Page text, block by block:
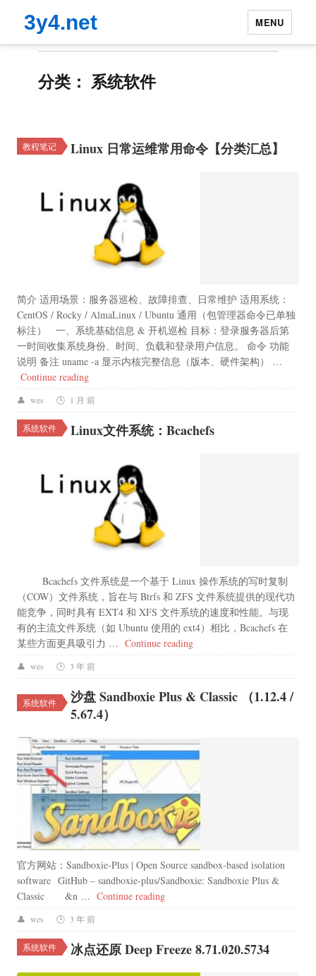
3y4.net MENU
分类： 系统软件
教程笔记 Linux 日常运维常用命令【分类汇总】
简介 适用场景：服务器巡检、故障排查、日常维护 适用系统：
CentOS / Rocky / AlmaLinux / Ubuntu 通用（包管理器命令已单独
标注） 一、系统基础信息 & 开机巡检 目标：登录服务器后第
一时间收集系统身份、时间、负载和登录用户信息。 命令 功能
说明 备注 uname -a 显示内核完整信息（版本、硬件架构） …
Continue reading“Linux 日常运维常用命令【分类汇总】”
wes 1 月 前
系统软件 Linux文件系统：Bcachefs
Bcachefs 文件系统是一个基于 Linux 操作系统的写时复制
（COW）文件系统，旨在与 Btrfs 和 ZFS 文件系统提供的现代功
能竞争，同时具有 EXT4 和 XFS 文件系统的速度和性能。与现
有的主流文件系统（如 Ubuntu 使用的 ext4）相比，Bcachefs 在
某些方面更具吸引力 … Continue reading“Linux文件系统：Bcachefs”
wes 3 年 前
系统软件
沙盘 Sandboxie Plus & Classic （1.12.4 /
5.67.4​）
官方网站：Sandboxie-Plus | Open Source sandbox-based isolation
software GitHub – sandboxie-plus/Sandboxie: Sandboxie Plus &
Classic &n … Continue reading“沙盘 Sandboxie Plus & Classic （
wes 3 年 前
系统软件 冰点还原 Deep Freeze 8.71.020.5734